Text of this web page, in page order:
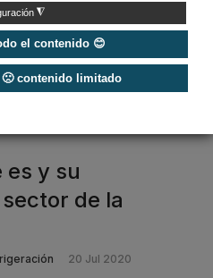
◮
el contenido 😊
contenido limitado
¿Qué
exi…
es y su
de la
20 Jul 2020